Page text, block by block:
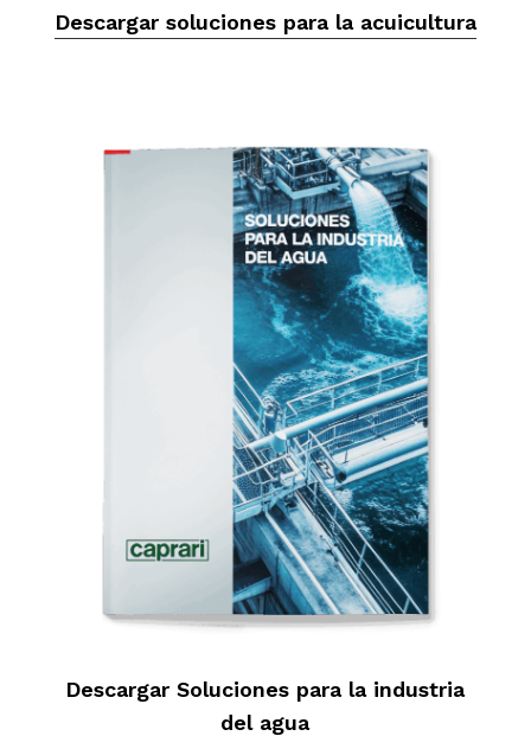
Descargar soluciones para la acuicultura
Descargar Soluciones para la industria
del agua